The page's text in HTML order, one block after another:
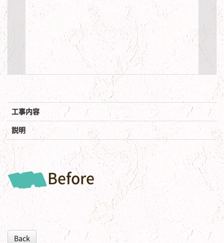
工事内容
説明
Before
Back